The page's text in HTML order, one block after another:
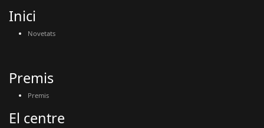
Inici
Novetats
Premis
Premis
El centre